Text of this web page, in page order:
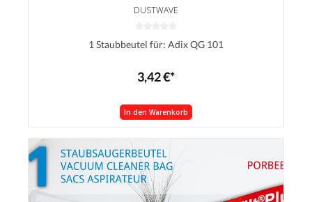
DUSTWAVE
1 Staubbeutel für: Adix QG 101
3,42 €*
In den Warenkorb